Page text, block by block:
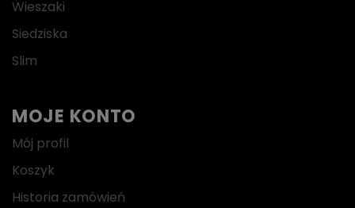
Wieszaki
Siedziska
Slim
MOJE KONTO
Mój profil
Koszyk
Historia zamówień